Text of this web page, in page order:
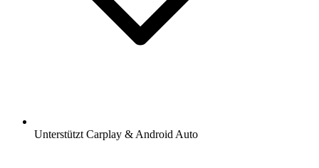
Unterstützt Carplay & Android Auto